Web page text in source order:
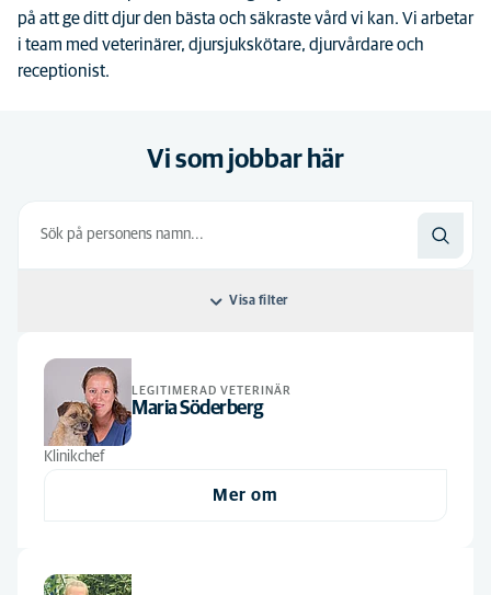
på att ge ditt djur den bästa och säkraste vård vi kan. Vi arbetar
i team med veterinärer, djursjukskötare, djurvårdare och
receptionist.
Vi som jobbar här
Visa filter
Sortera efter: Default
Default
Alfabetiskt
Alla jobbroller
Djursjukskötare
LEGITIMERAD VETERINÄR
Maria Söderberg
Klinikchef
Mer om